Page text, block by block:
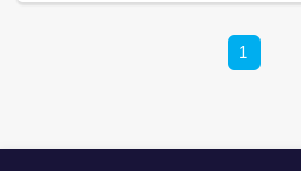
（Latvija）的裁判意外成為
Sinkins）以挺拔站姿、修長
質，被大陸網友封為「九頭
1